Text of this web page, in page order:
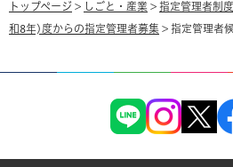
トップページ > しごと・産業 > 指定管理者制度
和8年)度からの指定管理者募集 > 指定管理者